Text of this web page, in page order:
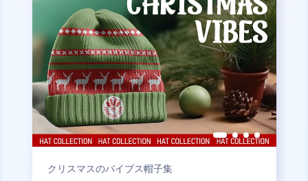
クリスマスのバイブス帽子集